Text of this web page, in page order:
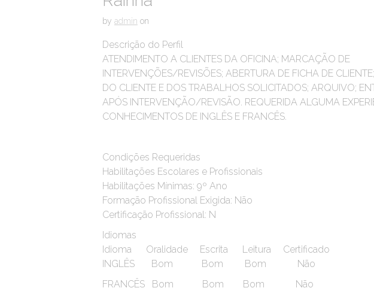
by admin on
Descrição do Perfil
ATENDIMENTO A CLIENTES DA OFICINA; MARCAÇÃO DE
INTERVENÇÕES/REVISÕES; ABERTURA DE FICHA DE
DO CLIENTE E DOS TRABALHOS SOLICITADOS; ARQUIVO;
APÓS INTERVENÇÃO/REVISÃO. REQUERIDA ALGUMA
CONHECIMENTOS DE INGLÊS E FRANCÊS.
Condições Requeridas
Habilitações Escolares e Profissionais
Habilitações Mínimas: 9º Ano
Formação Profissional Exigida: Não
Certificação Profissional: N
Idiomas
Idioma Oralidade Escrita Leitura Certificado
INGLÊS Bom Bom Bom Não
FRANCÊS Bom Bom Bom Não